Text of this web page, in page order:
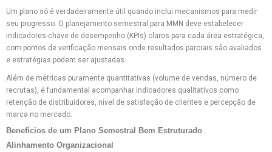
Um plano só é verdadeiramente útil quando inclui mecanismos para medir
seu progresso. O planejamento semestral para MMN deve estabelecer
indicadores-chave de desempenho (KPIs) claros para cada área estratégica,
com pontos de verificação mensais onde resultados parciais são avaliados
e estratégias podem ser ajustadas.
Além de métricas puramente quantitativas (volume de vendas, número de
recrutas), é fundamental acompanhar indicadores qualitativos como
retenção de distribuidores, nível de satisfação de clientes e percepção de
marca no mercado.
Benefícios de um Plano Semestral Bem Estruturado
Alinhamento Organizacional